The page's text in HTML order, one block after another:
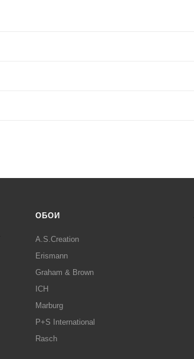
ОБОИ
A.S.Creation
Erismann
Graham & Brown
ICH
Marburg
P+S International
Rasch